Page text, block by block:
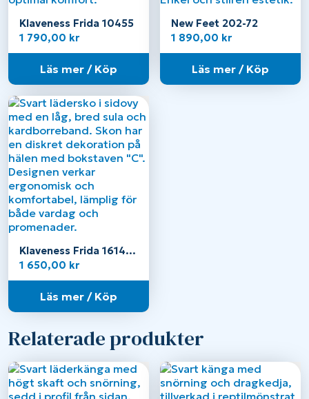
Klaveness Frida 10455
1 790,00 kr
Läs mer / Köp
New Feet 202-72
1 890,00 kr
Läs mer / Köp
Klaveness Frida 16140
Black
1 650,00 kr
Läs mer / Köp
Relaterade produkter